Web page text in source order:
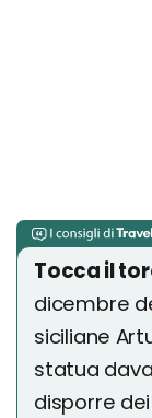
Tocca il
dicembre
siciliane
statua
disporre